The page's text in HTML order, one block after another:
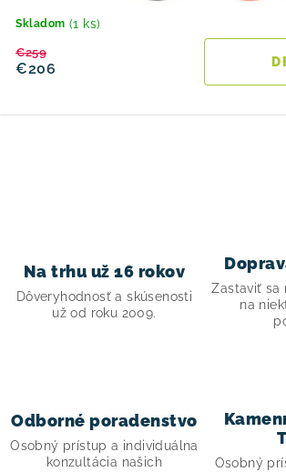
Skladom (1 ks)
€206
€259
a
v
k
Na trhu už 16 rokov
Dôveryhodnosť a skúsenosti
už od roku 2009.
Zastaviť sa
na
Odborné poradenstvo
Osobný prístup a individuálna
konzultácia našich
Osobný